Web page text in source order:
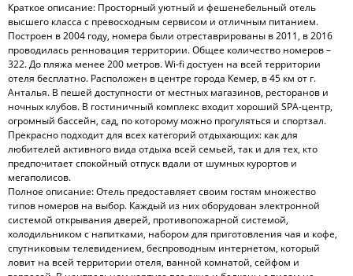
Краткое описание: Просторный уютный и фешенебельный отель
высшего класса с превосходным сервисом и отличным питанием.
Построен в 2004 году, номера были отреставрированы в 2011, в 2016
проводилась ренновация территории. Общее количество номеров –
322. До пляжа менее 200 метров. Wi-fi достуен на всей территории
отеля бесплатно. Расположен в центре города Кемер, в 45 км от г.
Анталья. В пешей доступности от местных магазинов, ресторанов и
ночных клубов. В гостиничный комплекс входит хороший SPA-центр,
огромный бассейн, сад, по которому можно прогуляться и спортзал.
Прекрасно подходит для всех категорий отдыхающих: как для
любителей активного вида отдыха всей семьей, так и для тех, кто
предпочитает спокойный отпуск вдали от шумных курортов и
мегаполисов.
Полное описание: Отель предоставляет своим гостям множество
типов номеров на выбор. Каждый из них оборудован электронной
системой открывания дверей, противопожарной системой,
холодильником с напитками, набором для приготовления чая и кофе,
спутниковым телевидением, беспроводным интернетом, который
ловит на всей территории отеля, ванной комнатой, сейфом и